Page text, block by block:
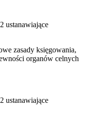
ustanawiające
zasady księgowania,
organów celnych
ustanawiające